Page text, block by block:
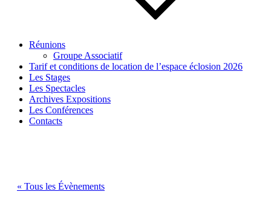
Réunions
Groupe Associatif
Tarif et conditions de location de l’espace éclosion 2026
Les Stages
Les Spectacles
Archives Expositions
Les Conférences
Contacts
« Tous les Évènements